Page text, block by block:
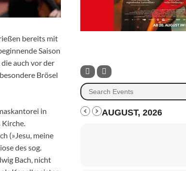
bereits mit
Saison
auch vor der
Brösel
in
Kirche.
(»Jesu, meine
des sog.
Bach, nicht
AUGUST, 2026